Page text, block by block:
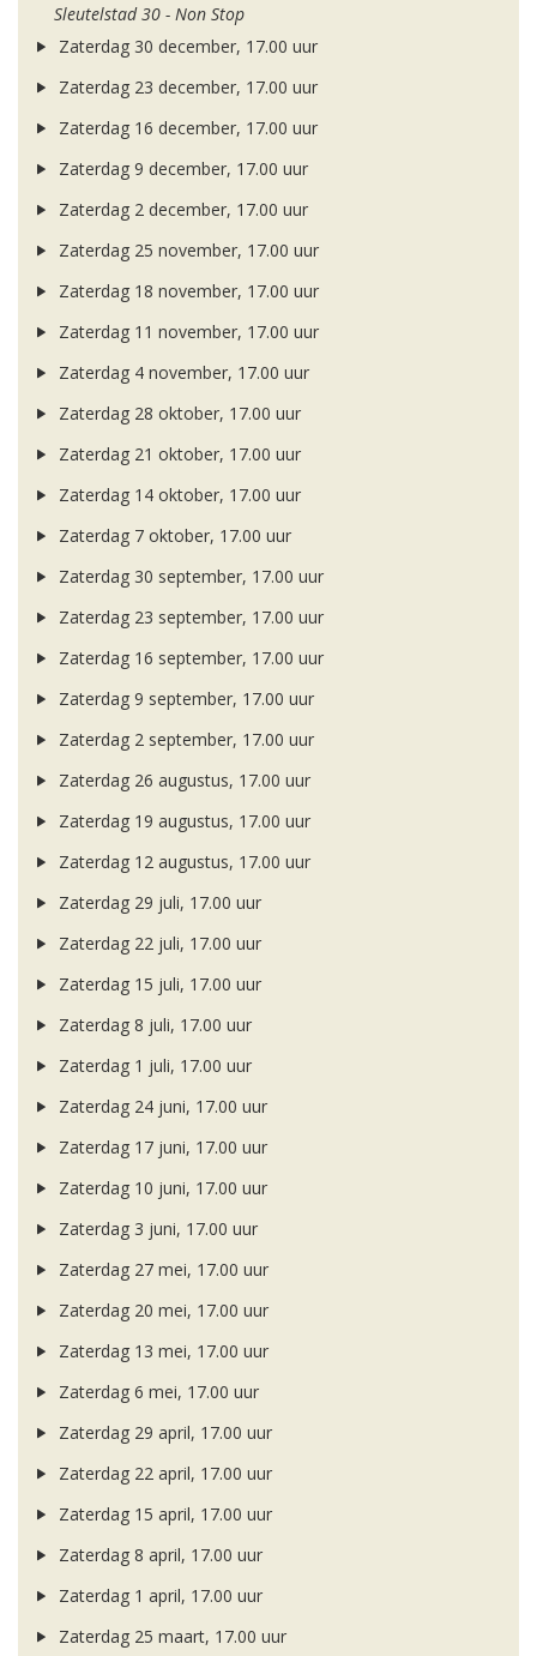
Sleutelstad 30 - Non Stop
Zaterdag 30 december, 17.00 uur
Zaterdag 23 december, 17.00 uur
Zaterdag 16 december, 17.00 uur
Zaterdag 9 december, 17.00 uur
Zaterdag 2 december, 17.00 uur
Zaterdag 25 november, 17.00 uur
Zaterdag 18 november, 17.00 uur
Zaterdag 11 november, 17.00 uur
Zaterdag 4 november, 17.00 uur
Zaterdag 28 oktober, 17.00 uur
Zaterdag 21 oktober, 17.00 uur
Zaterdag 14 oktober, 17.00 uur
Zaterdag 7 oktober, 17.00 uur
Zaterdag 30 september, 17.00 uur
Zaterdag 23 september, 17.00 uur
Zaterdag 16 september, 17.00 uur
Zaterdag 9 september, 17.00 uur
Zaterdag 2 september, 17.00 uur
Zaterdag 26 augustus, 17.00 uur
Zaterdag 19 augustus, 17.00 uur
Zaterdag 12 augustus, 17.00 uur
Zaterdag 29 juli, 17.00 uur
Zaterdag 22 juli, 17.00 uur
Zaterdag 15 juli, 17.00 uur
Zaterdag 8 juli, 17.00 uur
Zaterdag 1 juli, 17.00 uur
Zaterdag 24 juni, 17.00 uur
Zaterdag 17 juni, 17.00 uur
Zaterdag 10 juni, 17.00 uur
Zaterdag 3 juni, 17.00 uur
Zaterdag 27 mei, 17.00 uur
Zaterdag 20 mei, 17.00 uur
Zaterdag 13 mei, 17.00 uur
Zaterdag 6 mei, 17.00 uur
Zaterdag 29 april, 17.00 uur
Zaterdag 22 april, 17.00 uur
Zaterdag 15 april, 17.00 uur
Zaterdag 8 april, 17.00 uur
Zaterdag 1 april, 17.00 uur
Zaterdag 25 maart, 17.00 uur